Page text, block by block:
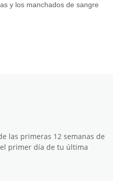
y los manchados de sangre
las primeras 12 semanas de
primer día de tu última